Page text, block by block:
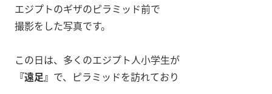
エジプトのギザのピラミッド前で
撮影をした写真です。
この日は、多くのエジプト人小学生が
『遠足』 で、ピラミッドを訪れており